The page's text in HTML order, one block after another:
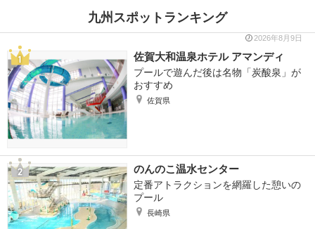
九州スポットランキング
2026年8月9日
佐賀大和温泉ホテル アマンディ
プールで遊んだ後は名物「炭酸泉」が
おすすめ
佐賀県
のんのこ温水センター
定番アトラクションを網羅した憩いの
プール
長崎県